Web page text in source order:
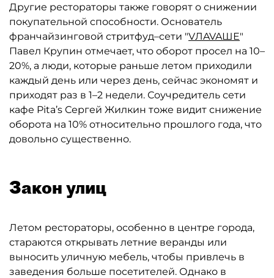
Другие рестораторы также говорят о снижении
покупательной способности. Основатель
франчайзинговой стритфуд–сети "VЛAVAШЕ"
Павел Крупин отмечает, что оборот просел на 10–
20%, а люди, которые раньше летом приходили
каждый день или через день, сейчас экономят и
приходят раз в 1–2 недели. Соучредитель сети
кафе Pita’s Сергей Жилкин тоже видит снижение
оборота на 10% относительно прошлого года, что
довольно существенно.
Закон улиц
Летом рестораторы, особенно в центре города,
стараются открывать летние веранды или
выносить уличную мебель, чтобы привлечь в
заведения больше посетителей. Однако в